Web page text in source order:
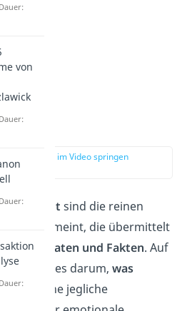
zur Stelle im Video springen
(00:55)
Sachinhalt sind die reinen
gemeint, die übermittelt
die
Daten und Fakten. Auf
geht es darum, was
— ohne jegliche
von